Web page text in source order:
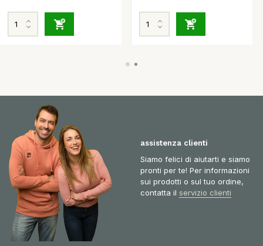
assistenza clienti
Siamo felici di aiutarti e siamo
pronti per te! Per informazioni
sui prodotti o sul tuo ordine,
contatta il servizio clienti